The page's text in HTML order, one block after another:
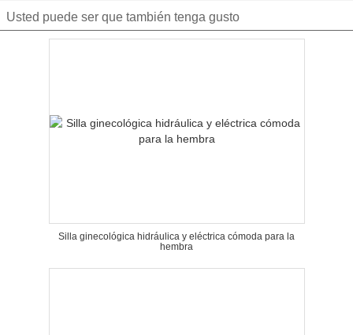
Usted puede ser que también tenga gusto
Silla ginecológica hidráulica y eléctrica cómoda para la
hembra